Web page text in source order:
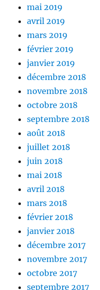
mai 2019
avril 2019
mars 2019
février 2019
janvier 2019
décembre 2018
novembre 2018
octobre 2018
septembre 2018
août 2018
juillet 2018
juin 2018
mai 2018
avril 2018
mars 2018
février 2018
janvier 2018
décembre 2017
novembre 2017
octobre 2017
septembre 2017